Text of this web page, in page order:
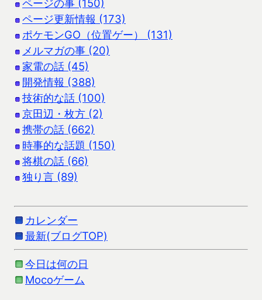
ページの事 (150)
ページ更新情報 (173)
ポケモンGO（位置ゲー） (131)
メルマガの事 (20)
家電の話 (45)
開発情報 (388)
技術的な話 (100)
京田辺・枚方 (2)
携帯の話 (662)
時事的な話題 (150)
将棋の話 (66)
独り言 (89)
カレンダー
最新(ブログTOP)
今日は何の日
Mocoゲーム